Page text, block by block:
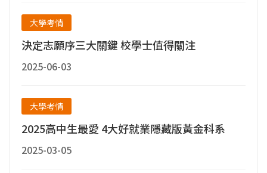
大學考情
決定志願序三大關鍵 校學士值得關注
2025-06-03
大學考情
2025高中生最愛 4大好就業隱藏版黃金科系
2025-03-05